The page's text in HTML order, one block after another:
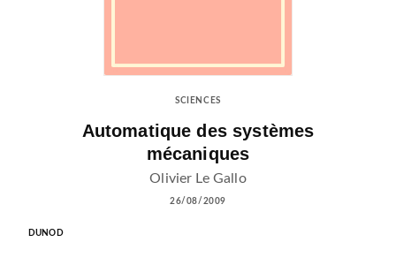
SCIENCES
Automatique des systèmes
mécaniques
Olivier Le Gallo
26/08/2009
DUNOD